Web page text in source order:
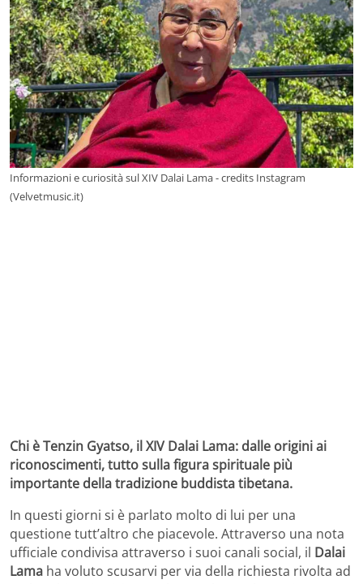
Informazioni e curiosità sul XIV Dalai Lama - credits Instagram
(Velvetmusic.it)
Chi è Tenzin Gyatso, il XIV Dalai Lama: dalle origini ai
riconoscimenti, tutto sulla figura spirituale più
importante della tradizione buddista tibetana.
In questi giorni si è parlato molto di lui per una
questione tutt’altro che piacevole. Attraverso una nota
ufficiale condivisa attraverso i suoi canali social, il Dalai
Lama ha voluto scusarvi per via della richiesta rivolta ad